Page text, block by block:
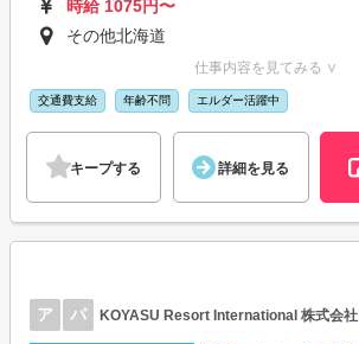
時給 1075円〜
その他北海道
仕事内容を見てみる ∨
交通費支給 年齢不問 エルダー活躍中
キープする 詳細を見る
ア パ KOYASU Resort International 株式会社